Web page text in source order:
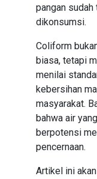
pangan sudah
dikonsumsi.
Coliform
biasa, tetapi
menilai
kebersihan
masyarakat.
bahwa air
berpotensi
pencernaan.
Artikel ini